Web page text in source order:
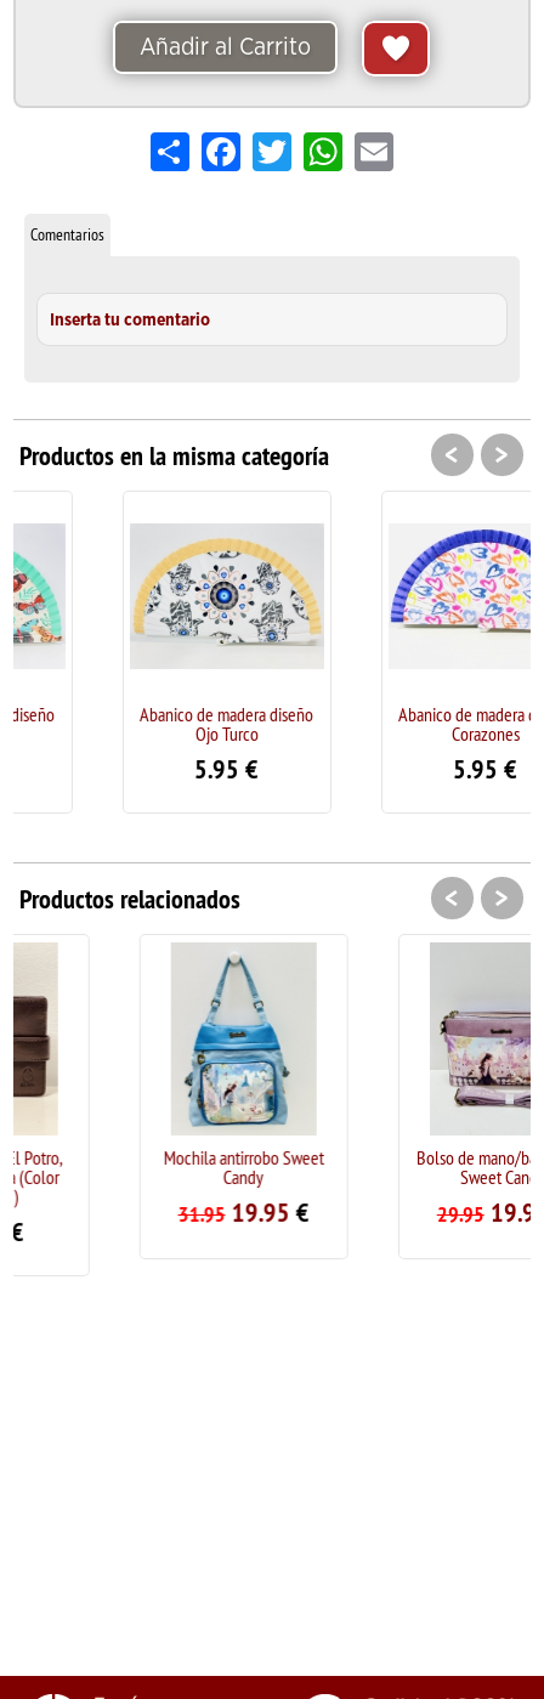
Añadir al Carrito
Share FacebookTwitterWhatsApp
Email
Comentarios
Inserta tu comentario
Productos en la misma categoría
Abanico de madera diseño
Abanico de madera diseño
< >
Productos relacionados
Mochila antirrobo Sweet
19.95€
Bolso de mano/bandolera
19.95€
< >